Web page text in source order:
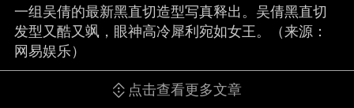
一组吴倩的最新黑直切造型写真释出。吴倩黑直切
发型又酷又飒，眼神高冷犀利宛如女王。（来源：
网易娱乐）
点击查看更多文章